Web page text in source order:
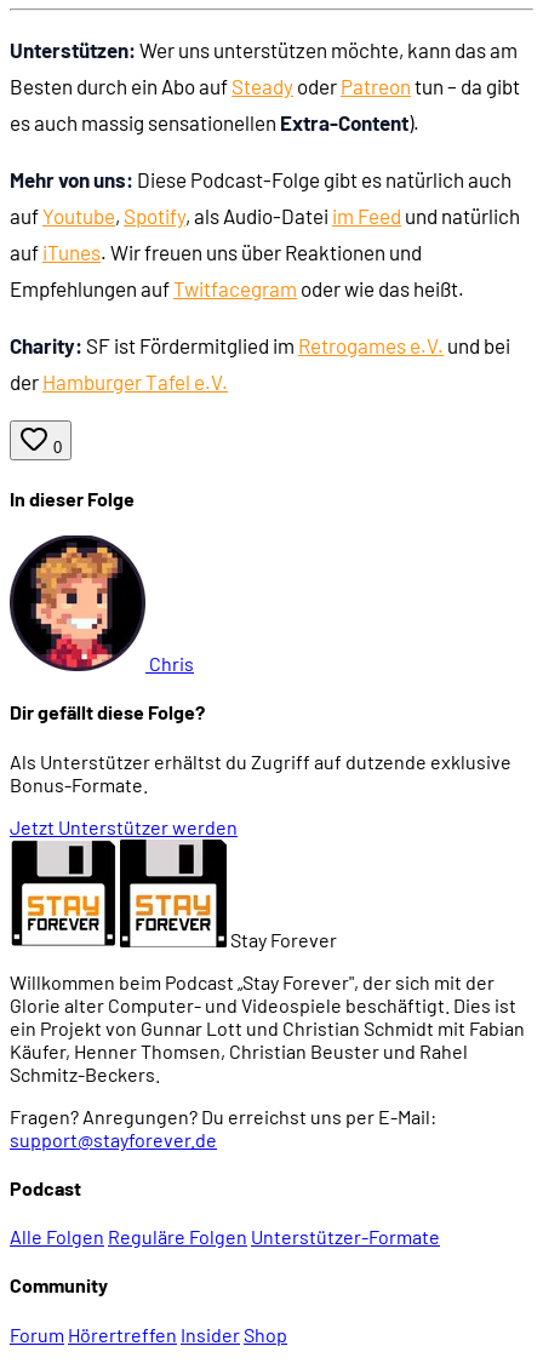
Unterstützen: Wer uns unterstützen möchte, kann das am
Besten durch ein Abo auf Steady oder Patreon tun – da gibt
es auch massig sensationellen Extra-Content).
Mehr von uns: Diese Podcast-Folge gibt es natürlich auch
aufYoutube, Spotify, als Audio-Datei im Feed und natürlich
auf iTunes. Wir freuen uns über Reaktionen und
Empfehlungen aufTwitfacegram oder wie das heißt.
Charity: SF ist Fördermitglied im Retrogames e.V. und bei
der Hamburger Tafel e.V.
0
In dieser Folge
Chris
Dir gefällt diese Folge?
Als Unterstützer erhältst du Zugriff auf dutzende exklusive
Bonus-Formate.
Jetzt Unterstützer werden
Stay Forever
Willkommen beim Podcast „Stay Forever", der sich mit der
Glorie alter Computer- und Videospiele beschäftigt. Dies ist
ein Projekt von Gunnar Lott und Christian Schmidt mit Fabian
Käufer, Henner Thomsen, Christian Beuster und Rahel
Schmitz-Beckers.
Fragen? Anregungen? Du erreichst uns per E-Mail:
support@stayforever.de
Podcast
Alle Folgen Reguläre Folgen Unterstützer-Formate
Community
Forum Hörertreffen InsiderShop